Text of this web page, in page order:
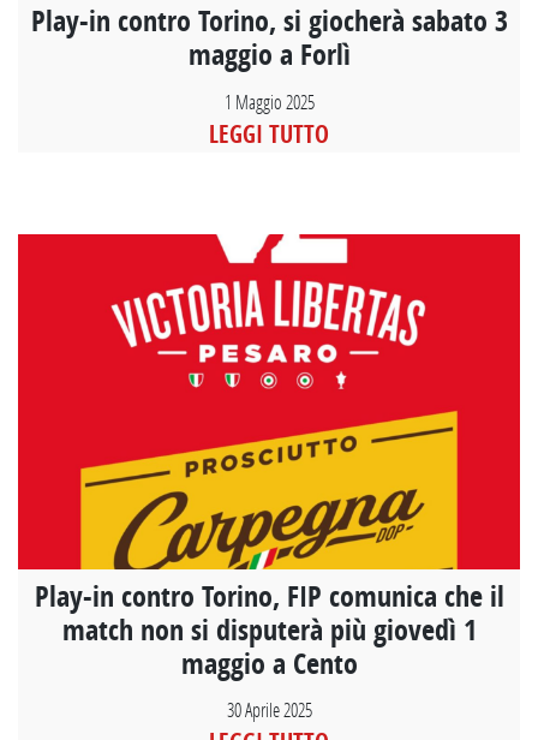
Play-in contro Torino, si giocherà sabato 3
maggio a Forlì
1 Maggio 2025
LEGGI TUTTO
Play-in contro Torino, FIP comunica che il
match non si disputerà più giovedì 1
maggio a Cento
30 Aprile 2025